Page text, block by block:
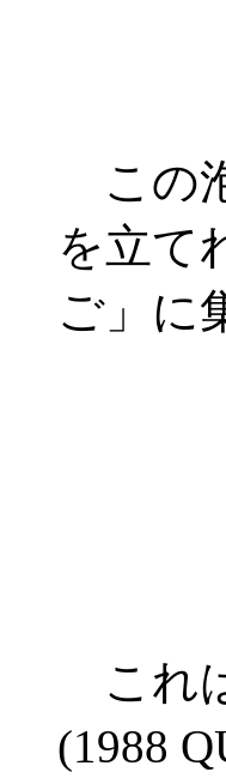
この
を立て
ご」に
これ
(1988